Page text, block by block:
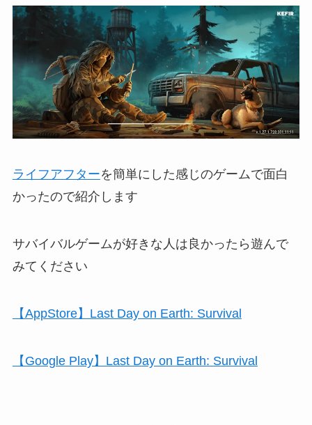
ライフアフターを簡単にした感じのゲームで面白
かったので紹介します
サバイバルゲームが好きな人は良かったら遊んで
みてください
【AppStore】Last Day on Earth: Survival
【Google Play】Last Day on Earth: Survival